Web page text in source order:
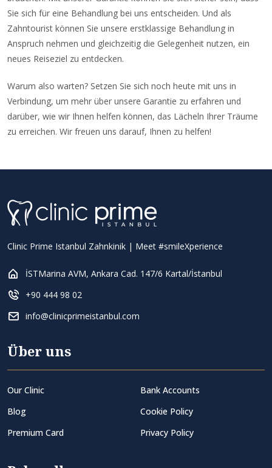
Sie sich für eine Behandlung bei uns entscheiden. Und als
Zahntourist können Sie unsere erstklassige Behandlung in
Anspruch nehmen und gleichzeitig die Gelegenheit nutzen, ein
neues Reiseziel zu entdecken.
Warum also warten? Setzen Sie sich noch heute mit uns in
Verbindung, um mehr über unsere Garantie zu erfahren und
darüber, wie wir Ihnen helfen können, das Lächeln Ihrer Träume
zu erreichen. Wir freuen uns darauf, Ihnen zu helfen!
Clinic Prime Istanbul Zahnkinik | Meet #smileXperience
İSTMarina AVM, Ankara Cad. 147/6 Kartal/İstanbul
+90 444 98 02
info@clinicprimeistanbul.com
Über uns
Our Clinic
Blog
Premium Card
Bank Accounts
Cookie Policy
Privacy Policy